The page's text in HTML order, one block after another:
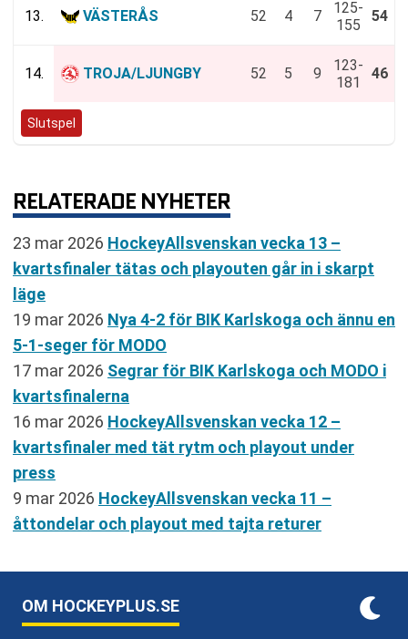
13. VÄSTERÅS 52 4 7
125-
155
54
14. TROJA/LJUNGBY 52 5 9
123-
181
46
Slutspel
RELATERADE NYHETER
23 mar 2026 HockeyAllsvenskan vecka 13 –
kvartsfinaler tätas och playouten går in i skarpt
läge
19 mar 2026 Nya 4-2 för BIK Karlskoga och ännu en
5-1-seger för MODO
17 mar 2026 Segrar för BIK Karlskoga och MODO i
kvartsfinalerna
16 mar 2026 HockeyAllsvenskan vecka 12 –
kvartsfinaler med tät rytm och playout under
press
9 mar 2026 HockeyAllsvenskan vecka 11 –
åttondelar och playout med tajta returer
OM HOCKEYPLUS.SE